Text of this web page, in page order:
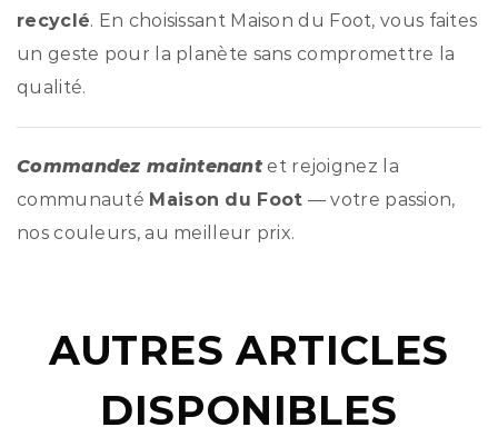
recyclé. En choisissant Maison du Foot, vous faites
un geste pour la planète sans compromettre la
qualité.
Commandez maintenant et rejoignez la
communauté Maison du Foot — votre passion,
nos couleurs, au meilleur prix.
AUTRES ARTICLES
DISPONIBLES